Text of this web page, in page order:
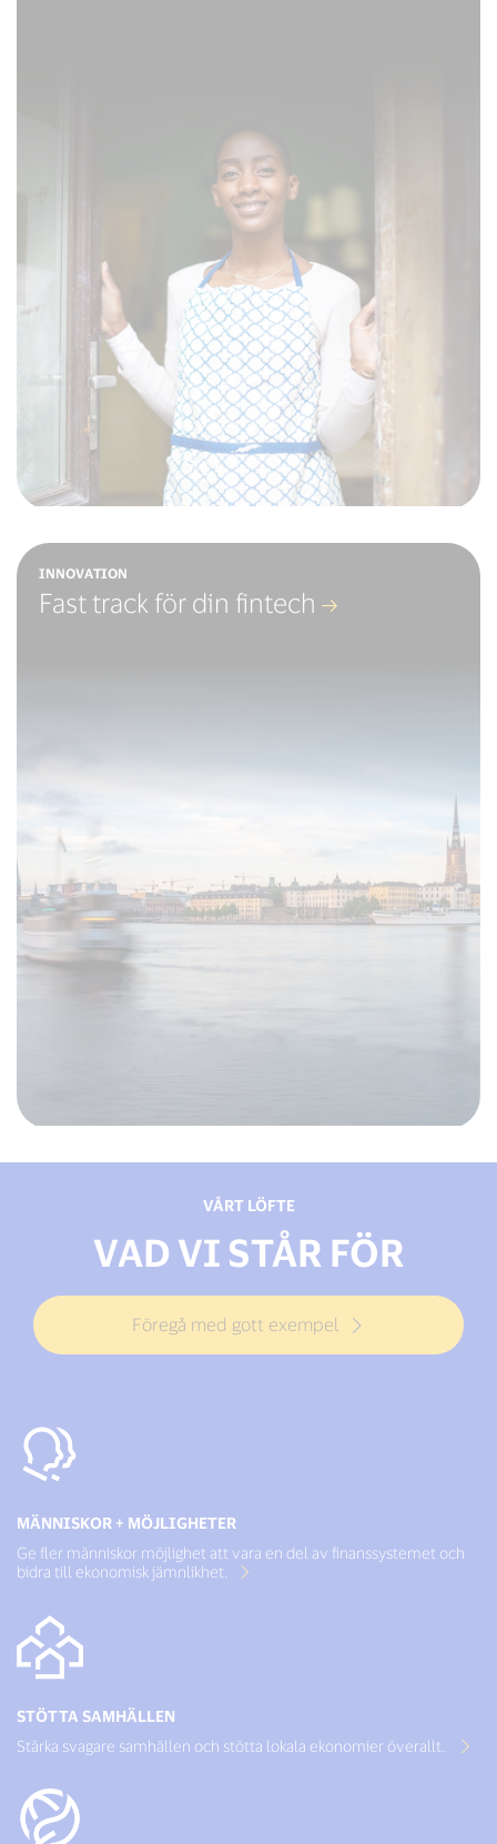
INNOVATION
Fast track för din fintech
VÅRT LÖFTE
VAD VI STÅR FÖR
Föregå med gott exempel
MÄNNISKOR + MÖJLIGHETER
Ge fler människor möjlighet att vara en del av finanssystemet och
bidra till ekonomisk jämnlikhet.
STÖTTA SAMHÄLLEN
Stärka svagare samhällen och stötta lokala ekonomier överallt.